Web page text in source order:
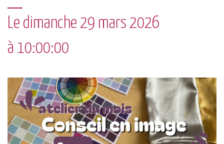
Le dimanche 29 mars 2026
à 10:00:00